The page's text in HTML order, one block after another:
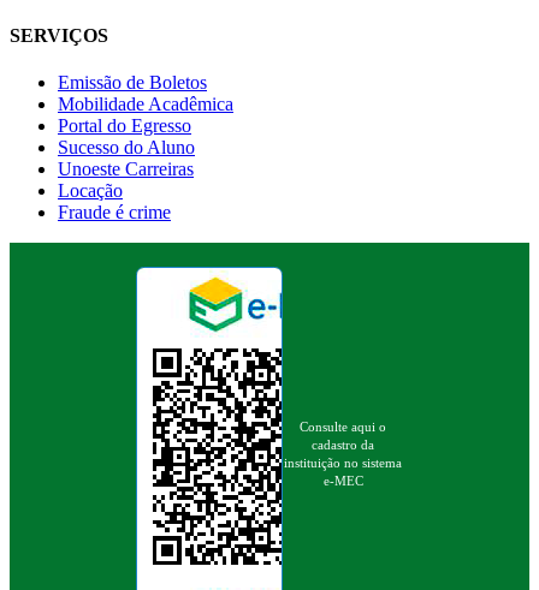
SERVIÇOS
Emissão de Boletos
Mobilidade Acadêmica
Portal do Egresso
Sucesso do Aluno
Unoeste Carreiras
Locação
Fraude é crime
Consulte aqui o
cadastro da
instituição no sistema
e-MEC